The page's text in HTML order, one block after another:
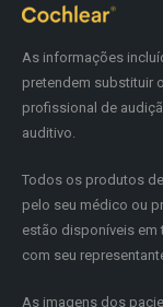
As informações
pretendem substituir
profissional de
auditivo.
Todos os produtos
pelo seu médico ou
estão disponíveis em
com seu
As imagens dos